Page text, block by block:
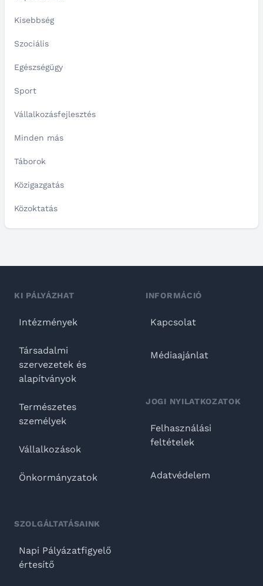
Kisebbség
Szociális
Egészségügy
Sport
Vállalkozásfejlesztés
Minden más
Táborok
Közigazgatás
Közoktatás
KI PÁLYÁZHAT
Intézmények
Társadalmi
szervezetek és
alapítványok
Természetes
személyek
Vállalkozások
Önkormányzatok
SZOLGÁLTATÁSAINK
Napi Pályázatfigyelő
értesítő
INFORMÁCIÓ
Kapcsolat
Médiaajánlat
JOGI NYILATKOZATOK
Felhasználási
feltételek
Adatvédelem